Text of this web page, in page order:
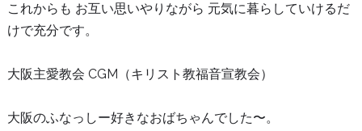
これからも お互い思いやりながら 元気に暮らしていけるだ
けで充分です。
大阪主愛教会 CGM（キリスト教福音宣教会）
大阪のふなっしー好きなおばちゃんでした〜。